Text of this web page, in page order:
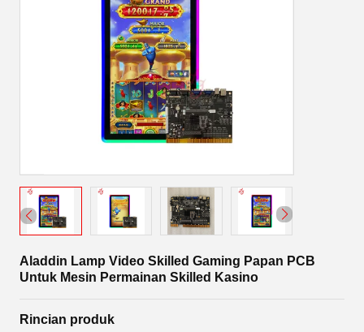
Aladdin Lamp Video Skilled Gaming Papan PCB
Untuk Mesin Permainan Skilled Kasino
Rincian produk